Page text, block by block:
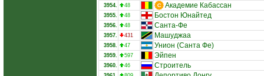
3954. 48 Академие Кабассан
3955. 48 Бостон Юнайтед
3956. 48 Санта-Фе
3957. 431 Машуджаа
3958. 47 Унион (Санта Фе)
3959. 597 Эйпен
3960. 46 Строитель